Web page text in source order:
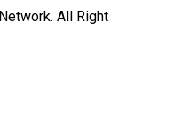
All Right